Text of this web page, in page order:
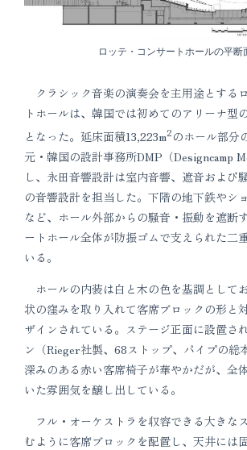
ロッテ・コンサートホールの平断
クラシック音楽の演奏会を主用途とする
トホールは、韓国では初めてのアリーナ型
となった。延床面積13,223m2のホール部分
元・韓国の設計事務所DMP（Designcamp
し、永田音響設計は室内音響、遮音および
の音響設計を担当した。下階の地下鉄やシ
など、ホール外部からの騒音・振動を遮断
ートホール全体が防振ゴムで支えられた二
いる。
ホールの内装は白と木の色を基調として
状の窪みを取り入れて客席ブロックの形と
ザインされている。ステージ正面に設置さ
ン（Rieger社製、68ストップ、パイプの総
深みのある赤い客席椅子が華やかだが、全
いた雰囲気を醸し出している。
フル・オーケストラを収容できる大きな
むように客席ブロックを配置し、天井には